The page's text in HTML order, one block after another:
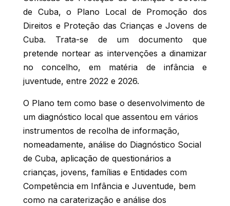
de Cuba, o Plano Local de Promoção dos
Direitos e Proteção das Crianças e Jovens de
Cuba. Trata-se de um documento que
pretende nortear as intervenções a dinamizar
no concelho, em matéria de infância e
juventude, entre 2022 e 2026.
O Plano tem como base o desenvolvimento de
um diagnóstico local que assentou em vários
instrumentos de recolha de informação,
nomeadamente, análise do Diagnóstico Social
de Cuba, aplicação de questionários a
crianças, jovens, famílias e Entidades com
Competência em Infância e Juventude, bem
como na caraterização e análise dos